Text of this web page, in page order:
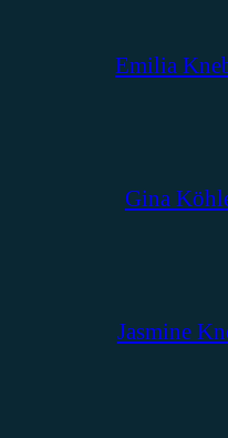
Emilia
Gina
Jasmine